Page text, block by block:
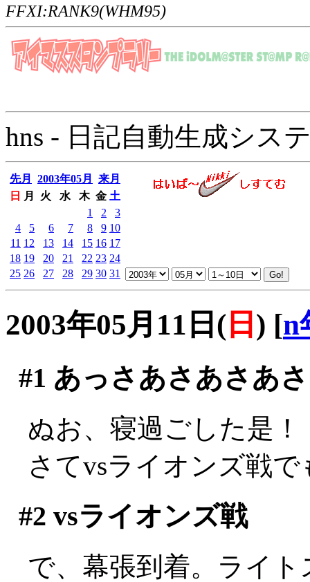
FFXI:RANK9(WHM95)
hns - 日記自動生成シス
先月 2003年05月
来月
日
月 火 水 木 金 土
1
2
3
4
5 6 7 8 9 10
11 12 13 14 15 16 17
18 19 20 21 22 23 24
25 26 27 28 29 30 31
2003年05月11日( 日 ) [n
#1 あっさあさあさあさ
ぬお、寝過ごした是！
さてvsライオンズ戦
#2 vsライオンズ戦
で、幕張到着。ライ